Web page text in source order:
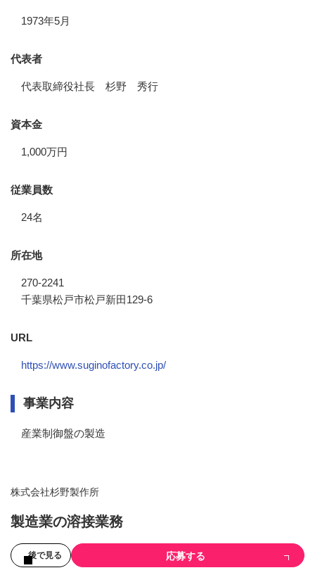
1973年5月
代表者
代表取締役社長 杉野 秀行
資本金
1,000万円
従業員数
24名
所在地
270-2241
千葉県松戸市松戸新田129-6
URL
https://www.suginofactory.co.jp/
事業内容
産業制御盤の製造
株式会社杉野製作所
製造業の溶接業務
後で見る 応募する